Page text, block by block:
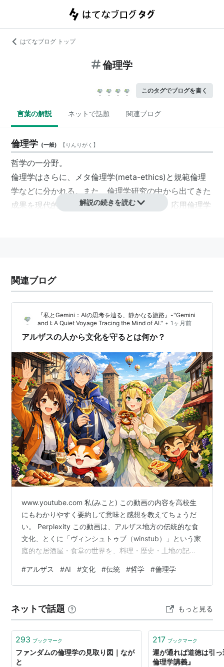
はてなブログ トップ
倫理学
このタグでブログを書く
言葉の解説 ネットで話題 関連ブログ
倫理学 (一般) 【 りんりがく 】
哲学の一分野。
倫理学はさらに、メタ倫理学(meta-ethics)と規範倫理
学などに分かれる。また、倫理学研究の中から出てきた
成果を現代的な諸問題に応用しようとする、応用倫理学
どが定評がある。
解説の続きを読む
関連ブログ
『私とGemini：AIの思考を辿る、静かなる旅路』-"Gemini
and I: A Quiet Voyage Tracing the Mind of AI." • 1ヶ月前
アルザスの人から文化を守るとは何か？
www.youtube.com 私(みこと) この動画の内容を高校生
にもわかりやすく要約して意味と感想を教えてちょうだ
い。 Perplexity この動画は、アルザス地方の伝統的な食
文化、とくに「ヴィンシュトゥブ（winstub）」という家
庭的な居酒屋・食堂の世界を、料理・歴史・土地の記憶
に一言でいえば、「ただのグルメ番組ではなく、食べ物
を通して地域の歴史と共同体のあり方を学ぶ動画」です
たちがワインを飲み、会話し、地元料理を味わう場所と
して描かれています 。動画では、シュークルート、ベ
ッ…
#アルザス #AI #文化 #伝統 #哲学 #倫理学
ネットで話題 もっと見る
293 ブックマーク
ファンダムの倫理学の見取り図｜なが
と
217 ブックマーク
運が通れば道徳は引
倫理学講義』